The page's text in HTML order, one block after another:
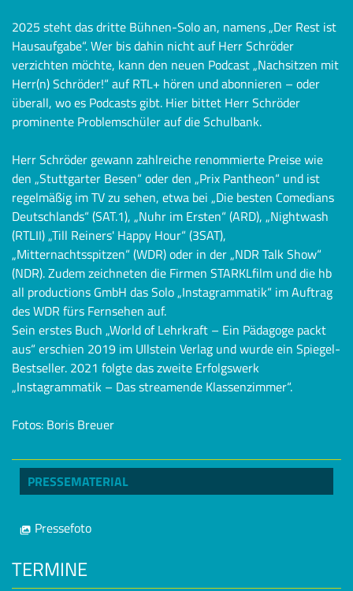
2025 steht das dritte Bühnen-Solo an, namens „Der Rest ist
Hausaufgabe“. Wer bis dahin nicht auf Herr Schröder
verzichten möchte, kann den neuen Podcast „Nachsitzen mit
Herr(n) Schröder!“ auf RTL+ hören und abonnieren – oder
überall, wo es Podcasts gibt. Hier bittet Herr Schröder
prominente Problemschüler auf die Schulbank.
Herr Schröder gewann zahlreiche renommierte Preise wie
den „Stuttgarter Besen“ oder den „Prix Pantheon“ und ist
regelmäßig im TV zu sehen, etwa bei „Die besten Comedians
Deutschlands“ (SAT.1), „Nuhr im Ersten“ (ARD), „Nightwash
(RTLII) „Till Reiners' Happy Hour“ (3SAT),
„Mitternachtsspitzen“ (WDR) oder in der „NDR Talk Show“
(NDR). Zudem zeichneten die Firmen STARKLfilm und die hb
all productions GmbH das Solo „Instagrammatik“ im Auftrag
des WDR fürs Fernsehen auf.
Sein erstes Buch „World of Lehrkraft – Ein Pädagoge packt
aus“ erschien 2019 im Ullstein Verlag und wurde ein Spiegel-
Bestseller. 2021 folgte das zweite Erfolgswerk
„Instagrammatik – Das streamende Klassenzimmer“.
Fotos: Boris Breuer
PRESSEMATERIAL
Pressefoto
TERMINE